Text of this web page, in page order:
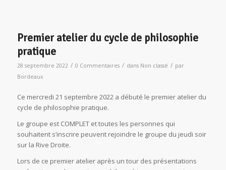
Premier atelier du cycle de philosophie
pratique
28 septembre 2022 / 0 Commentaires / dans Non classé / par
Bordeaux
Ce mercredi 21 septembre 2022 a débuté le premier atelier du
cycle de philosophie pratique.
Le groupe est COMPLET et toutes les personnes qui
souhaitent s’inscrire peuvent rejoindre le groupe du jeudi soir
sur la Rive Droite.
Lors de ce premier atelier après un tour des présentations